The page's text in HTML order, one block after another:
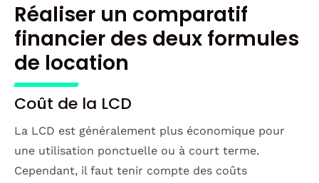
Réaliser un comparatif
financier des deux formules
de location
Coût de la LCD
La LCD est généralement plus économique pour
une utilisation ponctuelle ou à court terme.
Cependant, il faut tenir compte des coûts